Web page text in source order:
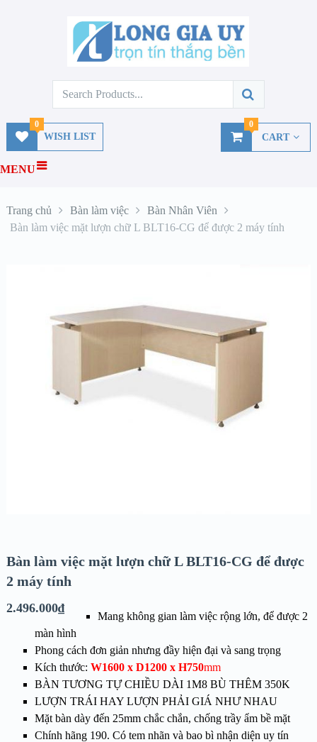
WISH LIST
0
CART
0
MENU
Trang chủ Bàn làm việc
Bàn Nhân Viên
Bàn làm việc mặt lượn chữ L BLT16-CG để được 2 máy tính
Bàn làm việc mặt lượn chữ L BLT16-CG để được
2 máy tính
2.496.000₫
Mang không gian làm việc rộng lớn, để được 2
màn hình
Phong cách đơn giản nhưng đầy hiện đại và sang trọng
Kích thước: W1600 x D1200 x H750mm
BÀN TƯƠNG TỰ CHIỀU DÀI 1M8 BÙ THÊM 350K
LƯỢN TRÁI HAY LƯỢN PHẢI GIÁ NHƯ NHAU
Mặt bàn dày đến 25mm chắc chắn, chống trầy ẩm bề mặt
Chính hãng 190. Có tem nhãn và bao bì nhận diện uy tín